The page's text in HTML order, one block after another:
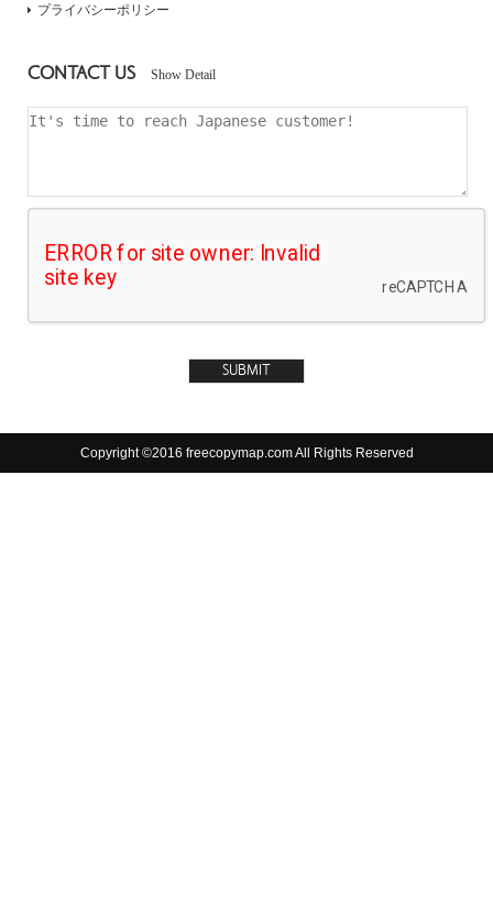
プライバシーポリシー
CONTACT US Show Detail
Copyright ©2016 freecopymap.com All Rights Reserved